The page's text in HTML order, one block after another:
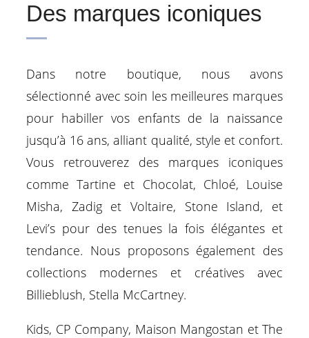
Des marques iconiques
Dans notre boutique, nous avons
sélectionné avec soin les meilleures marques
pour habiller vos enfants de la naissance
jusqu’à 16 ans, alliant qualité, style et confort.
Vous retrouverez des marques iconiques
comme Tartine et Chocolat, Chloé, Louise
Misha, Zadig et Voltaire, Stone Island, et
Levi’s pour des tenues la fois élégantes et
tendance. Nous proposons également des
collections modernes et créatives avec
Billieblush, Stella McCartney.
Kids, CP Company, Maison Mangostan et The